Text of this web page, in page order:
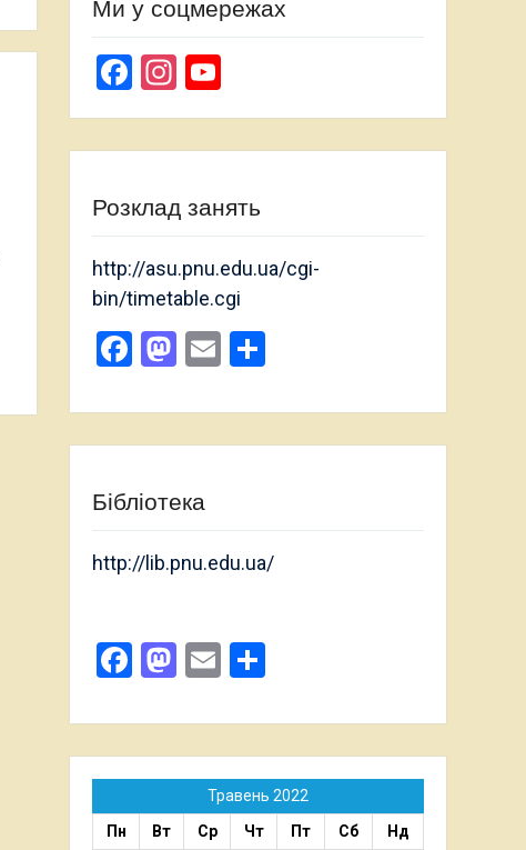
Ми у соцмережах
Facebook
Instagram
Channel
Розклад занять
http://asu.pnu.edu.ua/cgi-
bin/timetable.cgi
Facebook
Mastodon
Email
Бібліотека
http://lib.pnu.edu.ua/
Facebook
Mastodon
Email
Травень 2022
Пн
Вт Ср Чт Пт Сб
Нд